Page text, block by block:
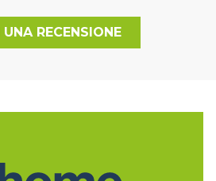
UNA RECENSIONE